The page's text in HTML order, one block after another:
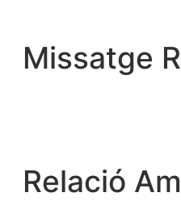
contingut
Missatge
Relació